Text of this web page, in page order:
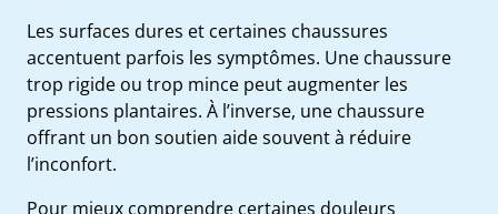
Les surfaces dures et certaines chaussures
accentuent parfois les symptômes. Une chaussure
trop rigide ou trop mince peut augmenter les
pressions plantaires. À l’inverse, une chaussure
offrant un bon soutien aide souvent à réduire
l’inconfort.
Pour mieux comprendre certaines douleurs